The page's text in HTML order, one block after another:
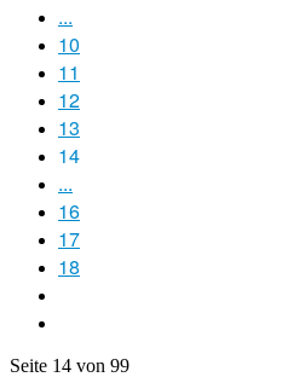
...
10
11
12
13
14
...
16
17
18
Seite 14 von 99